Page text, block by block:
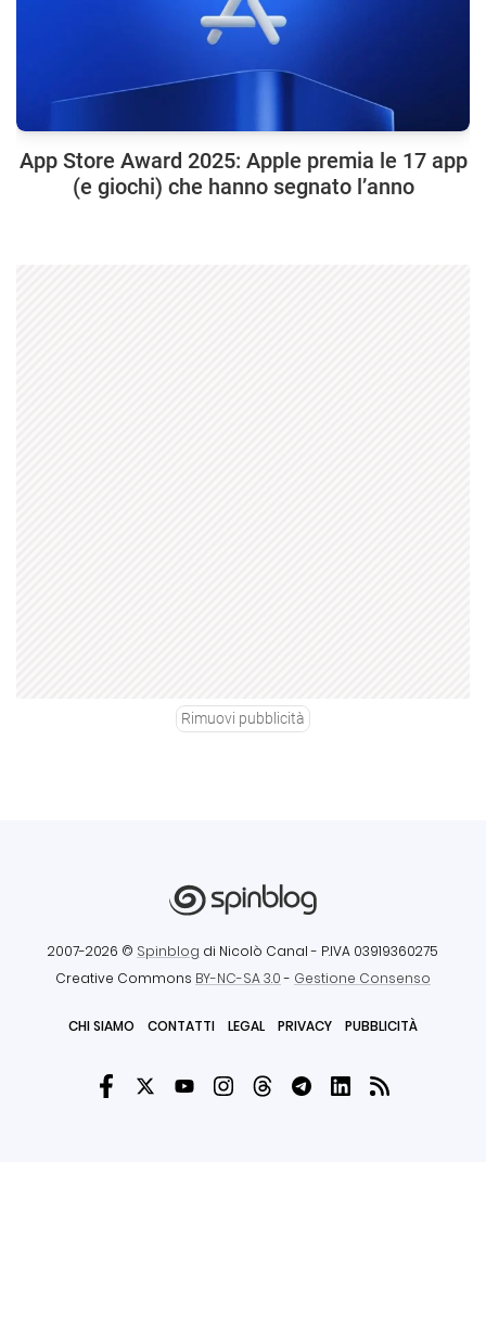
App Store Award 2025: Apple premia le 17 app
(e giochi) che hanno segnato l’anno
Rimuovi pubblicità
2007-2026 © Spinblog di Nicolò Canal - P.IVA 03919360275
Creative Commons BY-NC-SA 3.0- Gestione Consenso
CHI SIAMO CONTATTI LEGAL PRIVACY PUBBLICITÀ